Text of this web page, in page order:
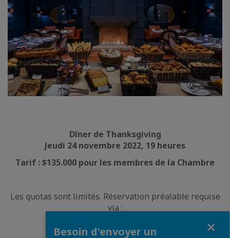
Dîner de Thanksgiving
Jeudi 24 novembre 2022, 19 heures
Tarif : $135.000 pour les membres de la Chambre
Les quotas sont limités. Réservation préalable requise
via :
WhatsApp :311-2599098
Besoin d'envoyer un